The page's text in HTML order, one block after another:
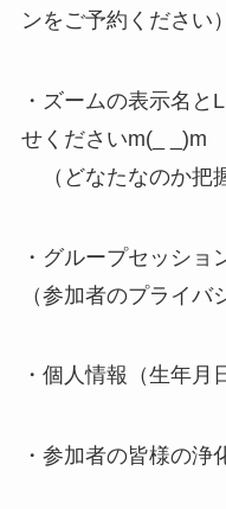
ンをご予約ください）
・ズームの表示名と
せくださいm(_ _)m
（どなたなのか把
・グループセッショ
（参加者のプライバ
・個人情報（生年月
・参加者の皆様の浄